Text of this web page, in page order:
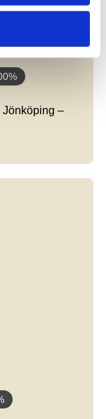
–